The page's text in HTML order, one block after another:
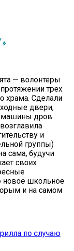
— волонтеры
трех
храма. Сделали
двери,
машины дров.
и
группы)
сама, будучи
своих
новое школьное
и на самом
по случаю